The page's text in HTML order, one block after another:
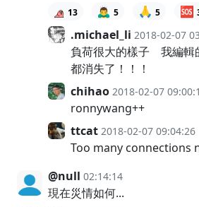
13 🙇‍♂️ 5 🙏 5 🆘
.michael_li 2018-02-07
負荷很大的樣子 我編
都消失了！！！
chihao 2018-02-07
ronnywang++
ttcat 2018-02-07 09:04:26
Too many connections
@null 02:14:14
現在災情如何...